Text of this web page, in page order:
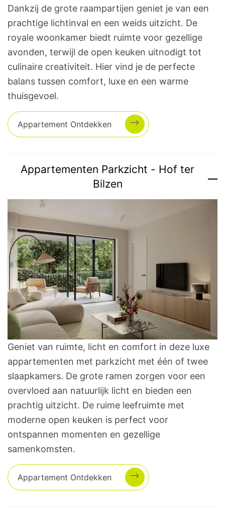
Dankzij de grote raampartijen geniet je van een
prachtige lichtinval en een weids uitzicht. De
royale woonkamer biedt ruimte voor gezellige
avonden, terwijl de open keuken uitnodigt tot
culinaire creativiteit. Hier vind je de perfecte
balans tussen comfort, luxe en een warme
thuisgevoel.
Appartement Ontdekken
Appartementen Parkzicht - Hof ter
Bilzen
Geniet van ruimte, licht en comfort in deze luxe
appartementen met parkzicht met één of twee
slaapkamers. De grote ramen zorgen voor een
overvloed aan natuurlijk licht en bieden een
prachtig uitzicht. De ruime leefruimte met
moderne open keuken is perfect voor
ontspannen momenten en gezellige
samenkomsten.
Appartement Ontdekken